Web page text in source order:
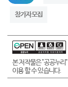
참가자모집
본 저작물은 "공공누리"
이용 할 수 있습니다.